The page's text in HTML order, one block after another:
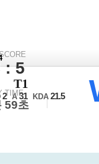
: 5
TIME
59초
2024 월드 챔피언십
최종전 3세트
T1
2 A 31 KDA 21.5